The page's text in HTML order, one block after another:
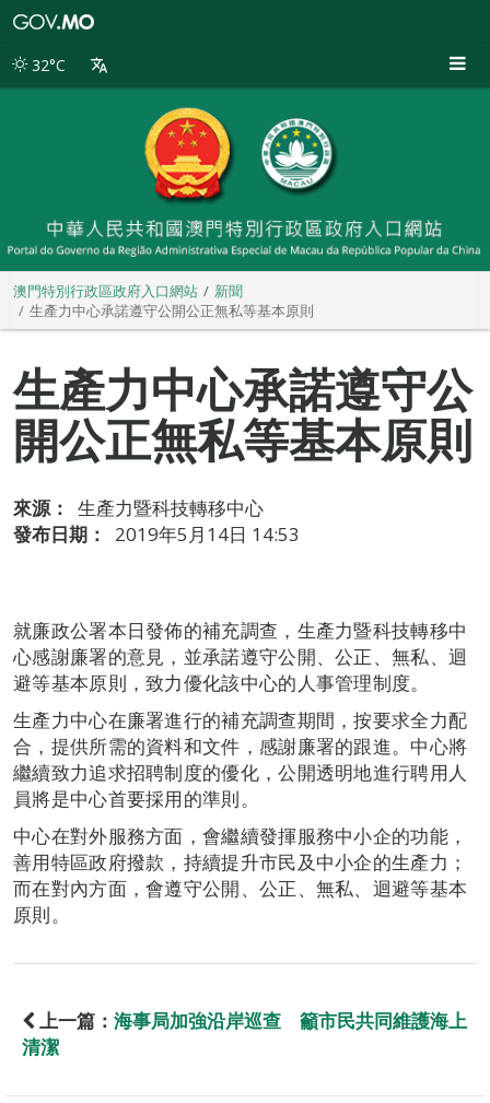
別
32°C
澳門特別行政區政府入口網站
新聞
生產力中心承諾遵守公開公正無私等基本原則
生產力中心承諾遵守公
開公正無私等基本原則
來源：
生產力暨科技轉移中心
發布日期：
2019年5月14日 14:53
就廉政公署本日發佈的補充調查，生產力暨科技轉移中
心感謝廉署的意見，並承諾遵守公開、公正、無私、迴
避等基本原則，致力優化該中心的人事管理制度。
生產力中心在廉署進行的補充調查期間，按要求全力配
合，提供所需的資料和文件，感謝廉署的跟進。中心將
繼續致力追求招聘制度的優化，公開透明地進行聘用人
員將是中心首要採用的準則。
中心在對外服務方面，會繼續發揮服務中小企的功能，
善用特區政府撥款，持續提升市民及中小企的生產力；
而在對內方面，會遵守公開、公正、無私、迴避等基本
原則。
上一篇： 海事局加強沿岸巡查 籲市民共同維護海上
清潔